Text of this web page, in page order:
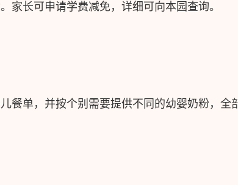
家长可申请学费减免，详细可向本园查询。
餐单，并按个别需要提供不同的幼婴奶粉，全